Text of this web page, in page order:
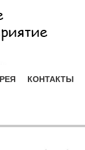
КОНТАКТЫ